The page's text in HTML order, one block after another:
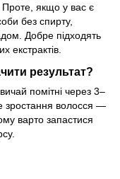
Проте, якщо у вас є
без спирту,
Добре підходять
екстрактів.
результат?
помітні через 3–
зростання волосся —
варто запастися